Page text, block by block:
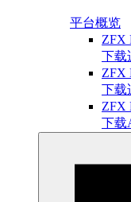
平台概览
ZFX
下载
ZFX
下载
ZFX
下载